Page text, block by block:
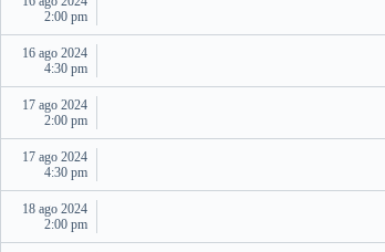
2:00 pm
16 ago 2024
4:30 pm
17 ago 2024
2:00 pm
17 ago 2024
4:30 pm
18 ago 2024
2:00 pm